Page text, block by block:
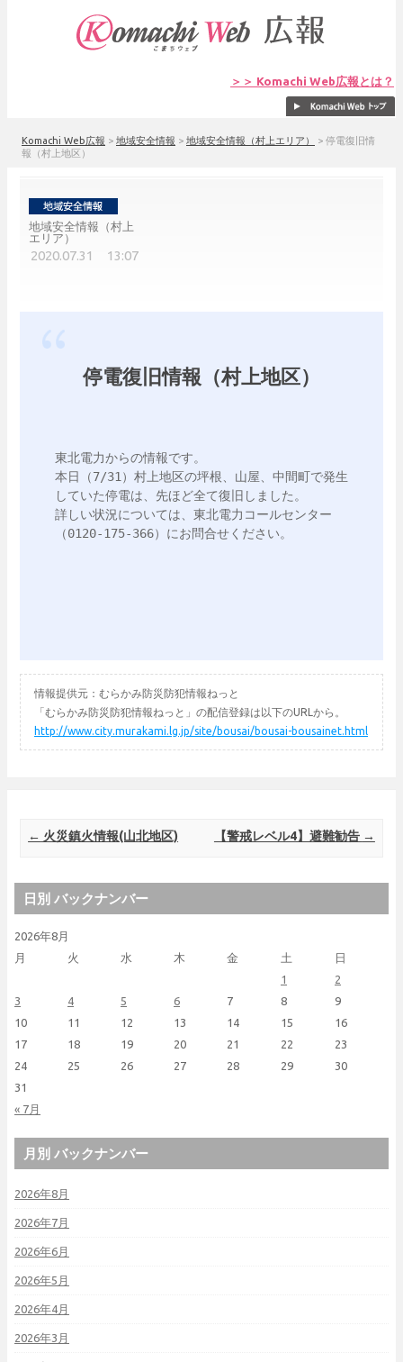
＞＞ Komachi Web広報とは？
Komachi Web広報 > 地域安全情報 > 地域安全情報（村上エリア） > 停電復旧情
報（村上地区）
地域安全情報（村上
エリア）
2020.07.31 13:07
停電復旧情報（村上地区）
東北電力からの情報です。
本日（7/31）村上地区の坪根、山屋、中間町で発生
していた停電は、先ほど全て復旧しました。
詳しい状況については、東北電力コールセンター
（0120-175-366）にお問合せください。
情報提供元：むらかみ防災防犯情報ねっと
「むらかみ防災防犯情報ねっと」の配信登録は以下のURLから。
http://www.city.murakami.lg.jp/site/bousai/bousai-bousainet.html
Post navigation
← 火災鎮火情報(山北地区) 【警戒レベル4】避難勧告 →
日別 バックナンバー
2026年8月
月
火 水 木 金 土 日
« 7月
1
2
3
4 5 6 7 8
9
10
11 12 13 14 15
16
17
18 19 20 21 22
23
24
25 26 27 28 29
30
31
月別 バックナンバー
2026年8月
2026年7月
2026年6月
2026年5月
2026年4月
2026年3月